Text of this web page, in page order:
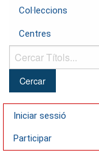
Col·leccions
Centres
Cercar
Títols...
Iniciar sessió
Participar